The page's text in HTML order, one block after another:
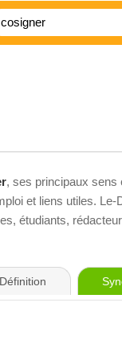
, ses principaux sens
et liens utiles.
étudiants,
Définition